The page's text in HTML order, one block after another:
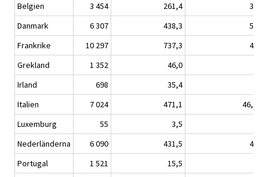
Belgien
3 454 261,4
38,0
Danmark
6 307 438,3
55,1
Frankrike
10 297 737,3
49,3
Grekland
1 352 46,0
Irland
698 35,4
Italien
7 024 471,1 46,2
Luxemburg 55 3,5
Nederländerna
6 090 431,5
46,4
Portugal
1 521 15,5